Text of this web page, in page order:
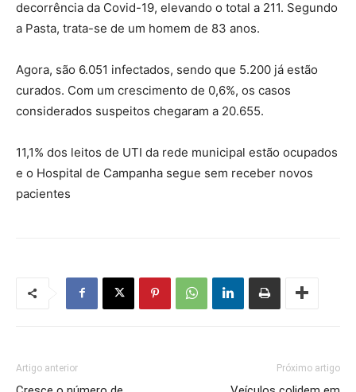
decorrência da Covid-19, elevando o total a 211. Segundo
a Pasta, trata-se de um homem de 83 anos.
Agora, são 6.051 infectados, sendo que 5.200 já estão
curados. Com um crescimento de 0,6%, os casos
considerados suspeitos chegaram a 20.655.
11,1% dos leitos de UTI da rede municipal estão ocupados
e o Hospital de Campanha segue sem receber novos
pacientes
Artigo anterior Próximo artigo